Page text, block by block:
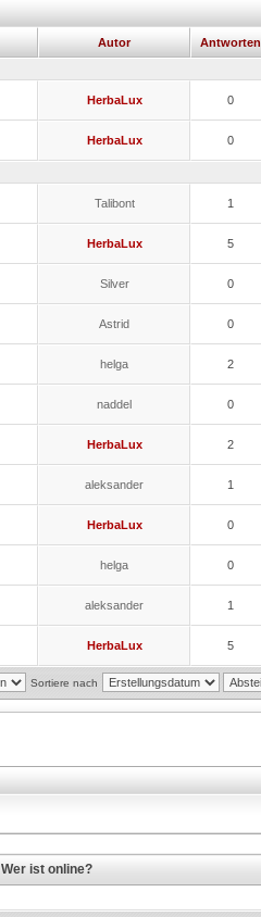
Autor Antworten
HerbaLux 0
HerbaLux 0
Talibont 1
HerbaLux 5
Silver 0
Astrid 0
helga 2
naddel 0
HerbaLux 2
aleksander 1
HerbaLux 0
helga 0
aleksander 1
HerbaLux 5
Sortiere nach
Wer ist online?